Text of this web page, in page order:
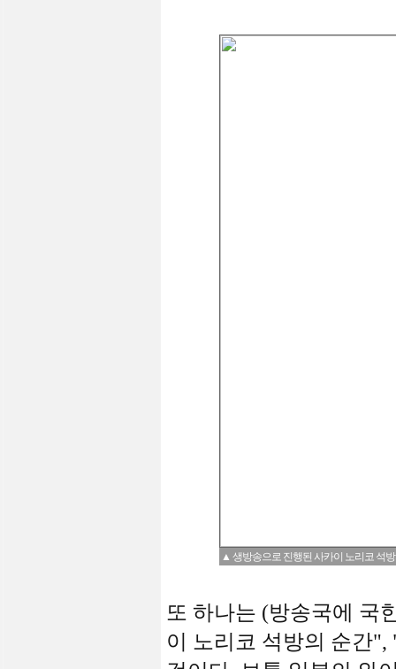
▲ 생방송으로 진행된 사카이 노리코 석
또 하나는 (방송국에 국
이 노리코 석방의 순간